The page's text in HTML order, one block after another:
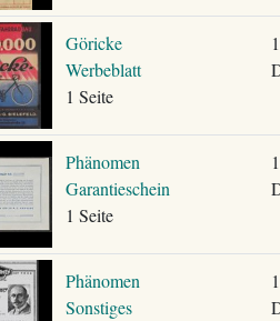
Göricke
Werbeblatt
1 Seite
Phänomen
Garantieschein
1 Seite
Phänomen
Sonstiges